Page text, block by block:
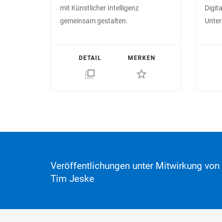
mit Künstlicher Intelligenz
gemeinsam gestalten.
DETAIL
flip_to_front
MERKEN
star_border
Veröffentlichungen unter Mitwirkung von
Tim Jeske